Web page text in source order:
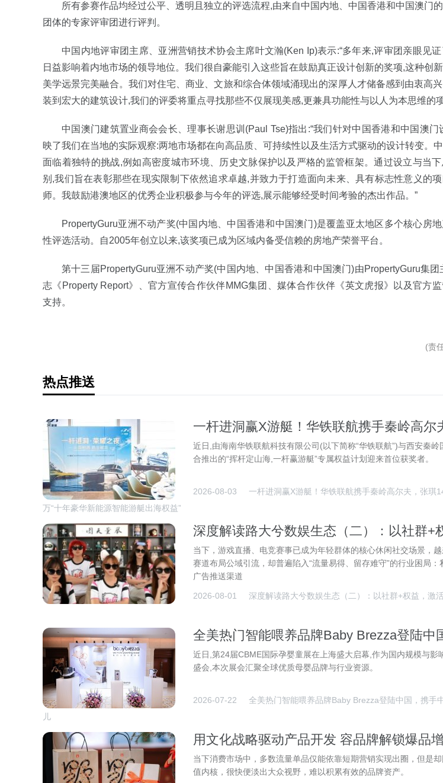
所有参赛作品均经过公平、透明且独立的评选流程,由来自中国内地、中国香港和中国澳门
团体的专家评审团进行评判。
中国内地评审团主席、亚洲营销技术协会主席叶文瀚(Ken Ip)表示:“多年来,评审团亲眼见
日益影响着内地市场的领导地位。我们很自豪能引入这些旨在鼓励真正设计创新的奖项,这种创
美学远景完美融合。我们对住宅、商业、文旅和综合体领域涌现出的深厚人才储备感到由衷高
装到宏大的建筑设计,我们的评委将重点寻找那些不仅展现美感,更兼具功能性与以人为本思维的
中国澳门建筑置业商会会长、理事长谢思训(Paul Tse)指出:“我们针对中国香港和中国澳门
映了我们在当地的实际观察:两地市场都在向高品质、可持续性以及生活方式驱动的设计转变。
面临着独特的挑战,例如高密度城市环境、历史文脉保护以及严格的监管框架。通过设立与当
别,我们旨在表彰那些在现实限制下依然追求卓越,并致力于打造面向未来、具有标志性意义的
师。我鼓励港澳地区的优秀企业积极参与今年的评选,展示能够经受时间考验的杰出作品。”
PropertyGuru亚洲不动产奖(中国内地、中国香港和中国澳门)是覆盖亚太地区多个核心房
性评选活动。自2005年创立以来,该奖项已成为区域内备受信赖的房地产荣誉平台。
第十三届PropertyGuru亚洲不动产奖(中国内地、中国香港和中国澳门)由PropertyGuru集
志《Property Report》、官方宣传合作伙伴MMG集团、媒体合作伙伴《英文虎报》以及官方
支持。
(责
热点推送
一杆进洞赢X游艇！华铁联航携手秦岭高尔
码斩获价值18.8万“十年豪华新能源智能游
近日,由海南华铁联航科技有限公司(以下简称“华铁联航”)与西安秦岭
合推出的“挥杆定山海,一杆赢游艇”专属权益计划迎来首位获奖者。
2026-08-03
一杆进洞赢X游艇！华铁联航携手秦岭高尔夫，张琪
万“十年豪华新能源智能游艇出海权益”
深度解读路大兮数娱生态（二）：以社群+
戏流量共赢价值
当下，游戏直播、电竞赛事已成为年轻群体的核心休闲社交场景，
赛道布局公域引流，却普遍陷入“流量易得、留存难守”的行业困局：
广告推送渠道
2026-08-01 深度解读路大兮数娱生态（二）：以社群+权益，激
全美热门智能喂养品牌Baby Brezza登陆中
宝贝赋能轻松育儿
近日,第24届CBME国际孕婴童展在上海盛大启幕,作为国内规模与影
盛会,本次展会汇聚全球优质母婴品牌与行业资源。
2026-07-22
全美热门智能喂养品牌Baby Brezza登陆中国，携手
儿
用文化战略驱动产品开发 容品牌解锁爆品
当下消费市场中，多数流量单品仅能依靠短期营销实现出圈，但是
值内核，很快便淡出大众视野，难以积累有效的品牌资产。